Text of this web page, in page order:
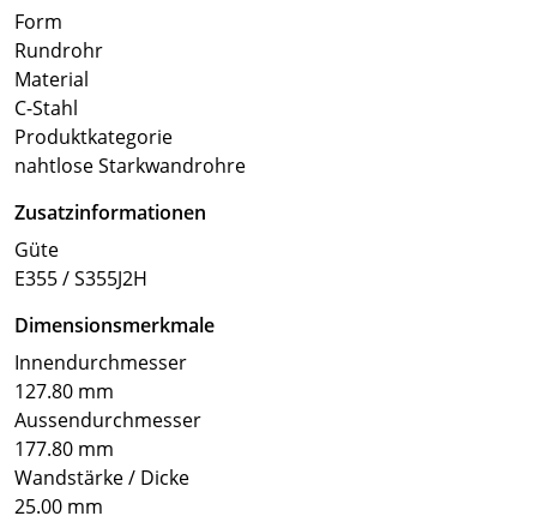
Form
Rundrohr
Material
C-Stahl
Produktkategorie
nahtlose Starkwandrohre
Zusatzinformationen
Güte
E355 / S355J2H
Dimensionsmerkmale
Innendurchmesser
127.80 mm
Aussendurchmesser
177.80 mm
Wandstärke / Dicke
25.00 mm